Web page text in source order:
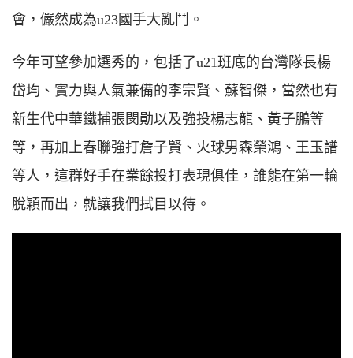
會，儼然成為u23國手大亂鬥。
今年可望參加選秀的，包括了u21班底的台灣隊長楊
岱均、實力與人氣兼備的李宗賢、蘇智傑，當然也有
新生代中華鐵捕張閔勛以及強投楊志龍、黃子鵬等
等，再加上春聯強打詹子賢、火球男森榮鴻、王玉譜
等人，這群好手在業餘投打表現俱佳，誰能在第一輪
脫穎而出，就讓我們拭目以待。